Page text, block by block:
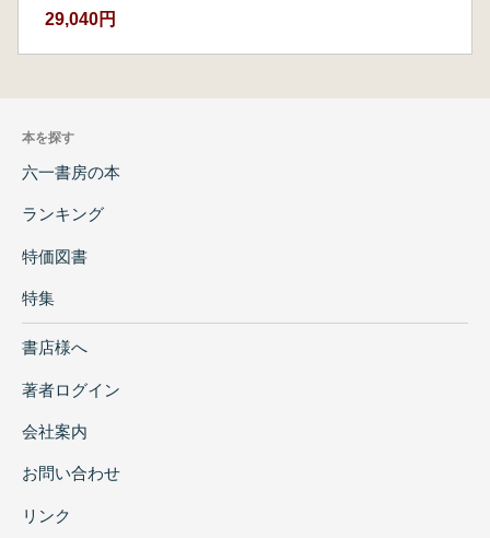
29,040円
本を探す
六一書房の本
ランキング
特価図書
特集
書店様へ
著者ログイン
会社案内
お問い合わせ
リンク